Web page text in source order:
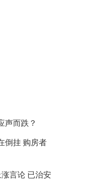
声而跌？
倒挂 购房者
言论 已治安